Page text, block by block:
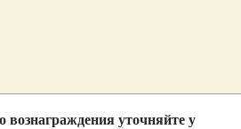
вознаграждения уточняйте у